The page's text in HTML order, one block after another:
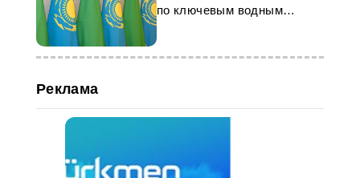
по ключевым водным
вопросам
Реклама